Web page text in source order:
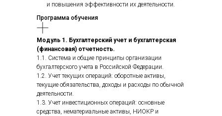
и повышения эффективности их деятельности.
Программа обучения
Модуль 1. Бухгалтерский учет и бухгалтерская
(финансовая) отчетность.
1.1. Система и общие принципы организации
бухгалтерского учета в Российской Федерации.
1.2. Учет текущих операций: оборотные активы,
текущие обязательства, доходы и расходы по обычной
деятельности.
1.3. Учет инвестиционных операций: основные
средства, нематериальные активы, НИОКР и